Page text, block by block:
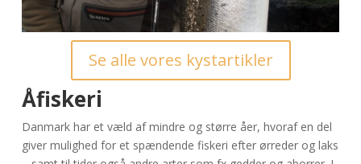
Se alle vores kystartikler
Åfiskeri
Danmark har et væld af mindre og større åer, hvoraf en del
giver mulighed for et spændende fiskeri efter ørreder og laks